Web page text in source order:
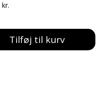
kr.
Tilføj til kurv